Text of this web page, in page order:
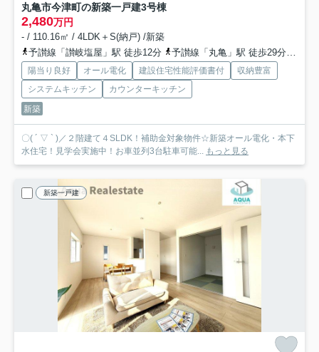
丸亀市今津町の新築一戸建3号棟
2,480万円
- / 110.16㎡ / 4LDK＋S(納戸) /新築
予讃線「讃岐塩屋」駅 徒歩12分
予讃線「丸亀」駅 徒歩29分
陽当り良好 オール電化 建設住宅性能評価書付
収納豊富
システムキッチン
カウンターキッチン
新築
〇( ´ ▽ ` )／２階建て４SLDK！補助金対象物件☆新築オール電化・本下
水住宅！見学会実施中！お車並列3台駐車可能... もっと見る
新築一戸建